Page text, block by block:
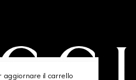
aggiornare il carrello